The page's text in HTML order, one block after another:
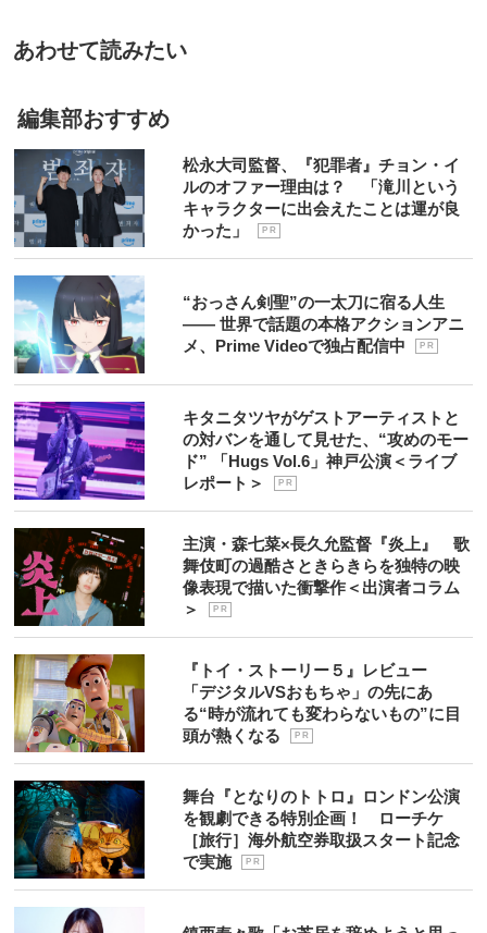
あわせて読みたい
編集部おすすめ
松永大司監督、『犯罪者』チョン・イ
ルのオファー理由は？ 「滝川という
キャラクターに出会えたことは運が良
かった」
P R
“おっさん剣聖”の一太刀に宿る人生
―― 世界で話題の本格アクションアニ
メ、Prime Videoで独占配信中
P R
キタニタツヤがゲストアーティストと
の対バンを通して見せた、“攻めのモー
ド” 「Hugs Vol.6」神戸公演＜ライブ
レポート＞
P R
主演・森七菜×長久允監督『炎上』 歌
舞伎町の過酷さときらきらを独特の映
像表現で描いた衝撃作＜出演者コラム
＞
P R
『トイ・ストーリー５』レビュー
「デジタルVSおもちゃ」の先にあ
る“時が流れても変わらないもの”に目
頭が熱くなる
P R
舞台『となりのトトロ』ロンドン公演
を観劇できる特別企画！ ローチケ
［旅行］海外航空券取扱スタート記念
で実施
P R